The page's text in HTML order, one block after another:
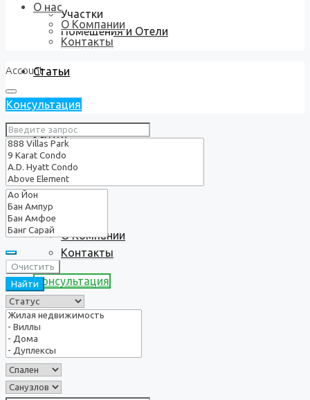
Участки
Помещения и Отели
Статьи
Услуги
О нас
О Компании
Контакты
Консультация
О нас
О Компании
Контакты
Account
Консультация
Очистить
Найти